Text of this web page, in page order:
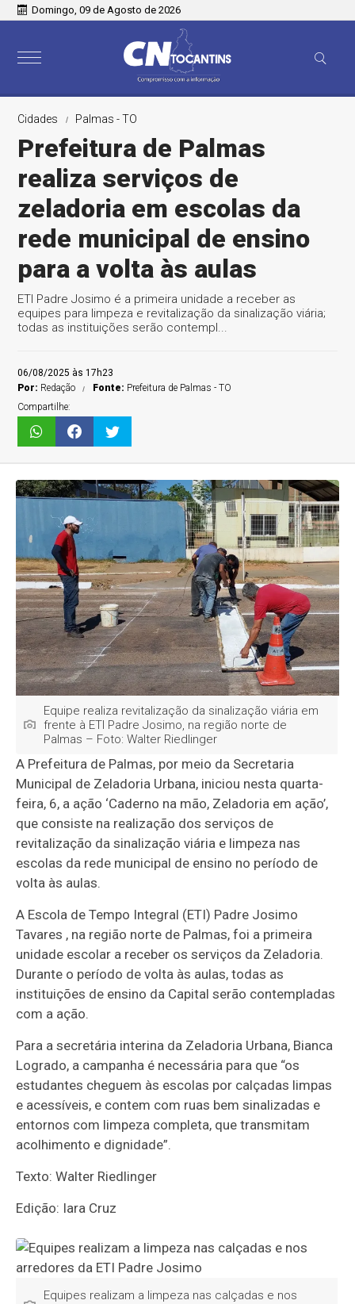
Domingo, 09 de Agosto de 2026
Cidades Palmas - TO
Prefeitura de Palmas
realiza serviços de
zeladoria em escolas da
rede municipal de ensino
para a volta às aulas
ETI Padre Josimo é a primeira unidade a receber as
equipes para limpeza e revitalização da sinalização viária;
todas as instituições serão contempl...
06/08/2025 às 17h23
Por: Redação Fonte: Prefeitura de Palmas - TO
Compartilhe:
Equipe realiza revitalização da sinalização viária em
frente à ETI Padre Josimo, na região norte de
Palmas – Foto: Walter Riedlinger
A Prefeitura de Palmas, por meio da Secretaria
Municipal de Zeladoria Urbana, iniciou nesta quarta-
feira, 6, a ação ‘Caderno na mão, Zeladoria em ação’,
que consiste na realização dos serviços de
revitalização da sinalização viária e limpeza nas
escolas da rede municipal de ensino no período de
volta às aulas.
A Escola de Tempo Integral (ETI) Padre Josimo
Tavares , na região norte de Palmas, foi a primeira
unidade escolar a receber os serviços da Zeladoria.
Durante o período de volta às aulas, todas as
instituições de ensino da Capital serão contempladas
com a ação.
Para a secretária interina da Zeladoria Urbana, Bianca
Logrado, a campanha é necessária para que “os
estudantes cheguem às escolas por calçadas limpas
e acessíveis, e contem com ruas bem sinalizadas e
entornos com limpeza completa, que transmitam
acolhimento e dignidade”.
Texto: Walter Riedlinger
Edição: Iara Cruz
Equipes realizam a limpeza nas calçadas e nos